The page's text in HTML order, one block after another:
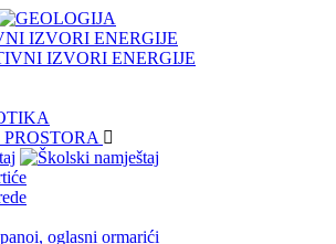
IZVORI ENERGIJE
oglasni ormarići